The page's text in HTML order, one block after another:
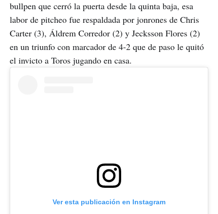
bullpen que cerró la puerta desde la quinta baja, esa
labor de pitcheo fue respaldada por jonrones de Chris
Carter (3), Áldrem Corredor (2) y Jecksson Flores (2)
en un triunfo con marcador de 4-2 que de paso le quitó
el invicto a Toros jugando en casa.
Ver esta publicación en Instagram